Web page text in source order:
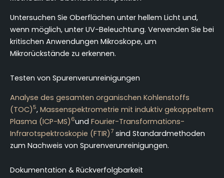
Untersuchen Sie Oberflächen unter hellem Licht und,
wenn möglich, unter UV-Beleuchtung. Verwenden Sie bei
kritischen Anwendungen Mikroskope, um
Mikrorückstände zu erkennen.
Testen von Spurenverunreinigungen
Analyse des gesamten organischen Kohlenstoffs
(TOC) 5, Massenspektrometrie mit induktiv gekoppeltem
Plasma (ICP-MS) 6und Fourier-Transformations-
Infrarotspektroskopie (FTIR)7 sind Standardmethoden
zum Nachweis von Spurenverunreinigungen.
Dokumentation & Rückverfolgbarkeit